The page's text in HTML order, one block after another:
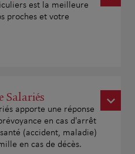
est la meilleure
proches et votre
Salariés
apporte une réponse
en cas d'arrêt
(accident, maladie)
en cas de décès.